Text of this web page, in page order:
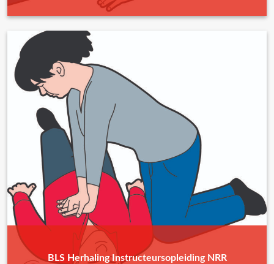
BLS Herhaling Instructeursopleiding NRR